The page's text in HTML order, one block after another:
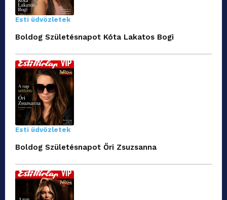
Esti üdvözletek
Boldog Születésnapot Kóta Lakatos Bogi
Esti üdvözletek
Boldog Születésnapot Őri Zsuzsanna